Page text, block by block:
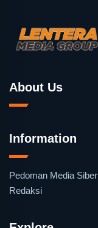
About Us
Information
Pedoman Media Siber
Redaksi